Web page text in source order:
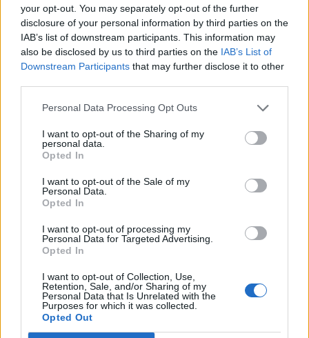
your opt-out. You may separately opt-out of the further
disclosure of your personal information by third parties on the
IAB’s list of downstream participants. This information may
also be disclosed by us to third parties on the IAB’s List of
Downstream Participants that may further disclose it to other
Personal Data Processing Opt Outs
I want to opt-out of the Sharing of my
personal data.
Opted In
I want to opt-out of the Sale of my
Personal Data.
Opted In
I want to opt-out of processing my
Personal Data for Targeted Advertising.
Opted In
I want to opt-out of Collection, Use,
Retention, Sale, and/or Sharing of my
Personal Data that Is Unrelated with the
Purposes for which it was collected.
Opted Out